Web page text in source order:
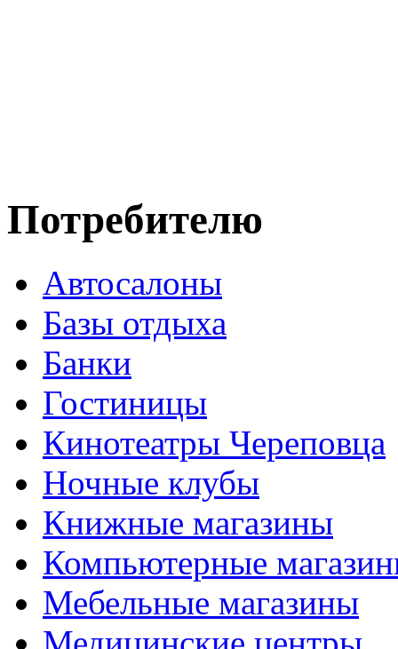
Потребителю
Автосалоны
Базы отдыха
Банки
Гостиницы
Кинотеатры Череповца
Ночные клубы
Книжные магазины
Компьютерные
Мебельные магазины